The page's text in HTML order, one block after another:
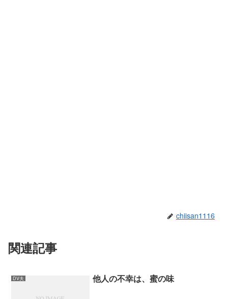
chiisan1116
関連記事
DV夫 他人の不幸は、蜜の味